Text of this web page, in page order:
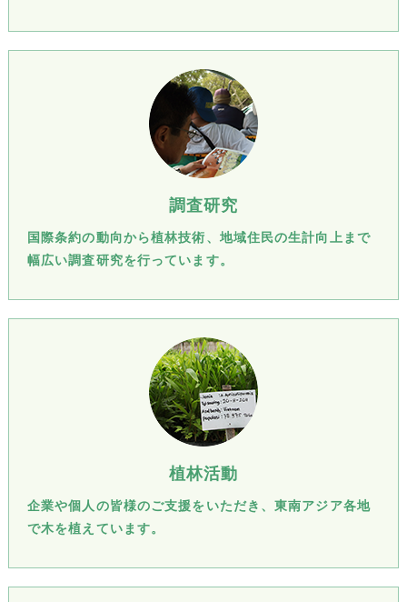
調査研究
国際条約の動向から植林技術、地域住民の生計向上まで
幅広い調査研究を行っています。
植林活動
企業や個人の皆様のご支援をいただき、東南アジア各地
で木を植えています。